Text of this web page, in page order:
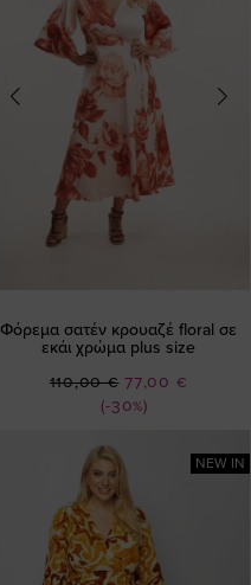
Φόρεμα σατέν κρουαζέ floral σε
εκάι χρώμα plus size
(-30%)
Ειδική
Τιμή
77,00 €
110,00 €
NEW IN